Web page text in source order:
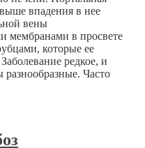
впадения в нее
вены
мембранами в просвете
которые ее
редкое, и
Часто